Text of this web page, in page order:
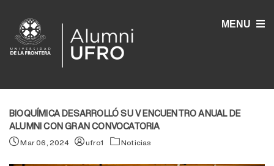
MENU
BIOQUÍMICA DESARROLLÓ SU V ENCUENTRO ANUAL DE
ALUMNI CON GRAN CONVOCATORIA
Mar 06, 2024 ufro1 Noticias